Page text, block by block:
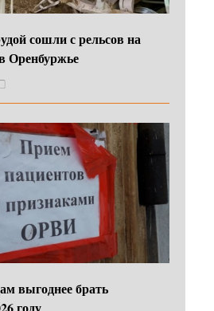
сошли с рельсов на
Оренбуржье
выгоднее брать